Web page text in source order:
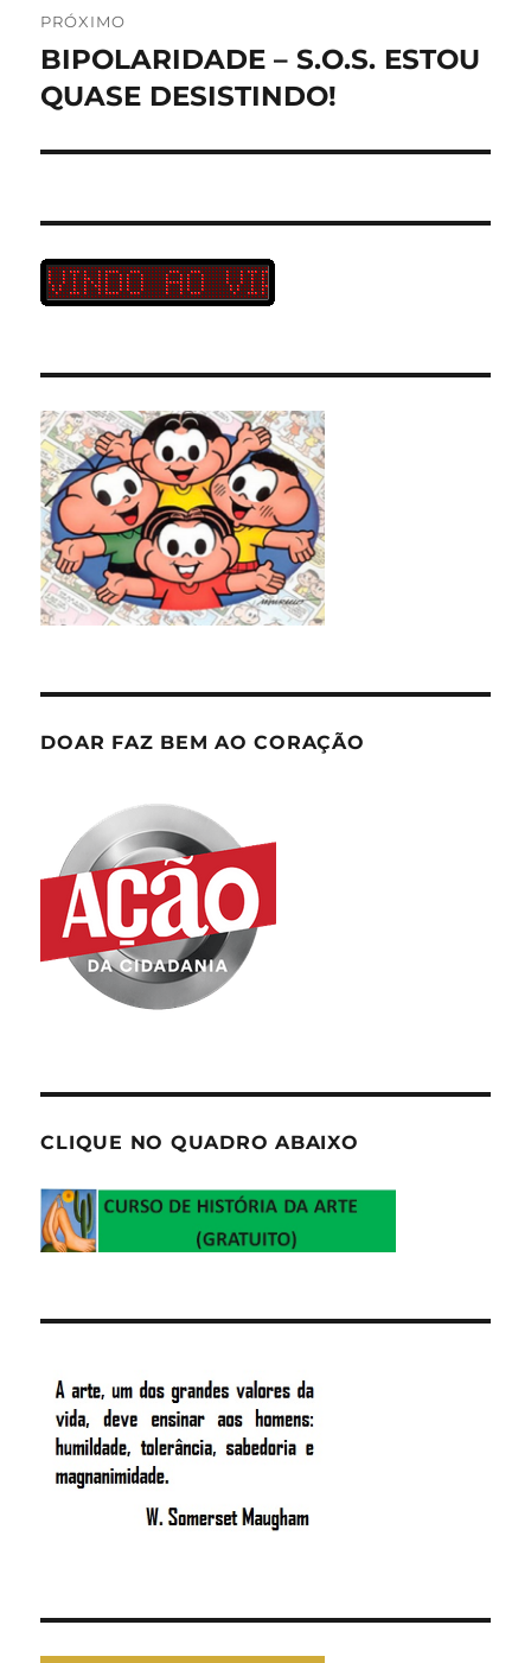
PRÓXIMO
Próximo
post:
BIPOLARIDADE – S.O.S. ESTOU
QUASE DESISTINDO!
DOAR FAZ BEM AO CORAÇÃO
CLIQUE NO QUADRO ABAIXO